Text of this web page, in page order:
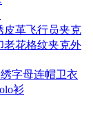
皮革飞行员夹克
老花格纹夹克外
字母连帽卫衣
衫